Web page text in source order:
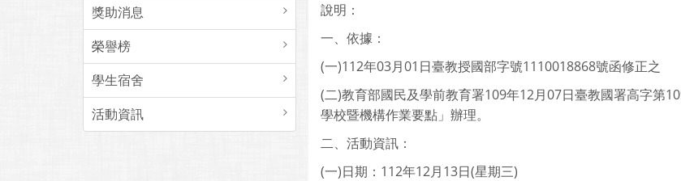
獎助消息
榮譽榜
學生宿舍
活動資訊
說明：
一、依據：
(一)112年03月01日臺教授國部字號1110018868號函修正之
(二)教育部國民及學前教育署109年12月07日臺教國署高字第
學校暨機構作業要點」辦理。
二、活動資訊：
(一)日期：112年12月13日(星期三)